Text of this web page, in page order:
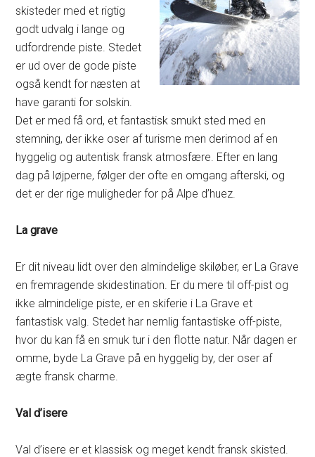
skisteder med et rigtig
godt udvalg i lange og
udfordrende piste. Stedet
er ud over de gode piste
også kendt for næsten at
have garanti for solskin.
Det er med få ord, et fantastisk smukt sted med en
stemning, der ikke oser af turisme men derimod af en
hyggelig og autentisk fransk atmosfære. Efter en lang
dag på løjperne, følger der ofte en omgang afterski, og
det er der rige muligheder for på Alpe d’huez.
La grave
Er dit niveau lidt over den almindelige skiløber, er La Grave
en fremragende skidestination. Er du mere til off-pist og
ikke almindelige piste, er en skiferie i La Grave et
fantastisk valg. Stedet har nemlig fantastiske off-piste,
hvor du kan få en smuk tur i den flotte natur. Når dagen er
omme, byde La Grave på en hyggelig by, der oser af
ægte fransk charme.
Val d’isere
Val d’isere er et klassisk og meget kendt fransk skisted.